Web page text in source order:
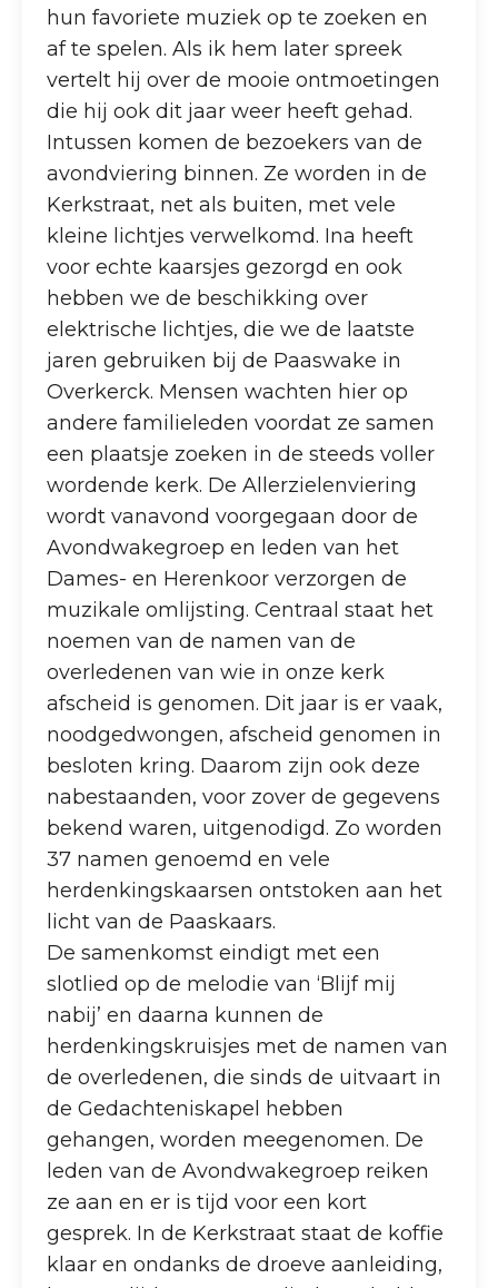
hun favoriete muziek op te zoeken en
af te spelen. Als ik hem later spreek
vertelt hij over de mooie ontmoetingen
die hij ook dit jaar weer heeft gehad.
Intussen komen de bezoekers van de
avondviering binnen. Ze worden in de
Kerkstraat, net als buiten, met vele
kleine lichtjes verwelkomd. Ina heeft
voor echte kaarsjes gezorgd en ook
hebben we de beschikking over
elektrische lichtjes, die we de laatste
jaren gebruiken bij de Paaswake in
Overkerck. Mensen wachten hier op
andere familieleden voordat ze samen
een plaatsje zoeken in de steeds voller
wordende kerk. De Allerzielenviering
wordt vanavond voorgegaan door de
Avondwakegroep en leden van het
Dames- en Herenkoor verzorgen de
muzikale omlijsting. Centraal staat het
noemen van de namen van de
overledenen van wie in onze kerk
afscheid is genomen. Dit jaar is er vaak,
noodgedwongen, afscheid genomen in
besloten kring. Daarom zijn ook deze
nabestaanden, voor zover de gegevens
bekend waren, uitgenodigd. Zo worden
37 namen genoemd en vele
herdenkingskaarsen ontstoken aan het
licht van de Paaskaars.
De samenkomst eindigt met een
slotlied op de melodie van ‘Blijf mij
nabij’ en daarna kunnen de
herdenkingskruisjes met de namen van
de overledenen, die sinds de uitvaart in
de Gedachteniskapel hebben
gehangen, worden meegenomen. De
leden van de Avondwakegroep reiken
ze aan en er is tijd voor een kort
gesprek. In de Kerkstraat staat de koffie
klaar en ondanks de droeve aanleiding,